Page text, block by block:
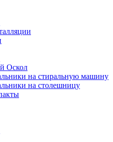
Оскол
на стиральную машину
на столешницу